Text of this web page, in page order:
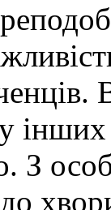
інших
З